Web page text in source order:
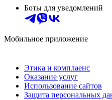
Боты для уведомлений
Мобильное приложение
Этика и комплаенс
Оказание услуг
Использование сайтов
Защита персональных